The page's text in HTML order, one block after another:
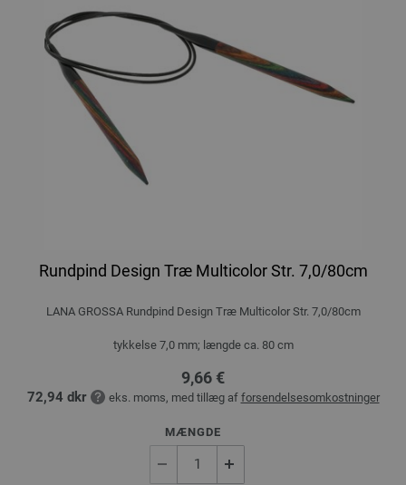
Rundpind Design Træ Multicolor Str. 7,0/80cm
LANA GROSSA Rundpind Design Træ Multicolor Str. 7,0/80cm
tykkelse 7,0 mm; længde ca. 80 cm
9,66 €
72,94 dkr eks. moms, med tillæg af forsendelsesomkostninger
MÆNGDE